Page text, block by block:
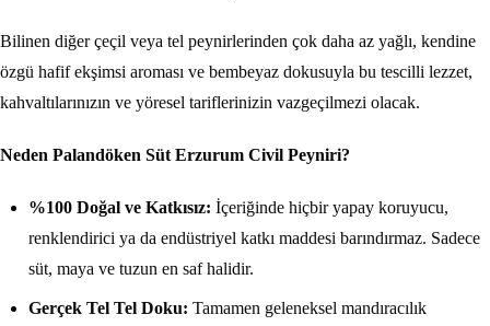
Bilinen diğer çeçil veya tel peynirlerinden çok daha az yağlı, kendine
özgü hafif ekşimsi aroması ve bembeyaz dokusuyla bu tescilli lezzet,
kahvaltılarınızın ve yöresel tariflerinizin vazgeçilmezi olacak.
Neden Palandöken Süt Erzurum Civil Peyniri?
%100 Doğal ve Katkısız: İçeriğinde hiçbir yapay koruyucu,
renklendirici ya da endüstriyel katkı maddesi barındırmaz. Sadece
süt, maya ve tuzun en saf halidir.
Gerçek Tel Tel Doku: Tamamen geleneksel mandıracılık